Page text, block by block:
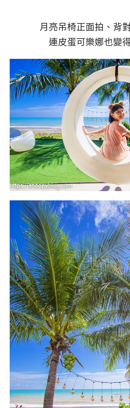
月亮吊椅正面拍、背
連皮蛋可樂娜也變